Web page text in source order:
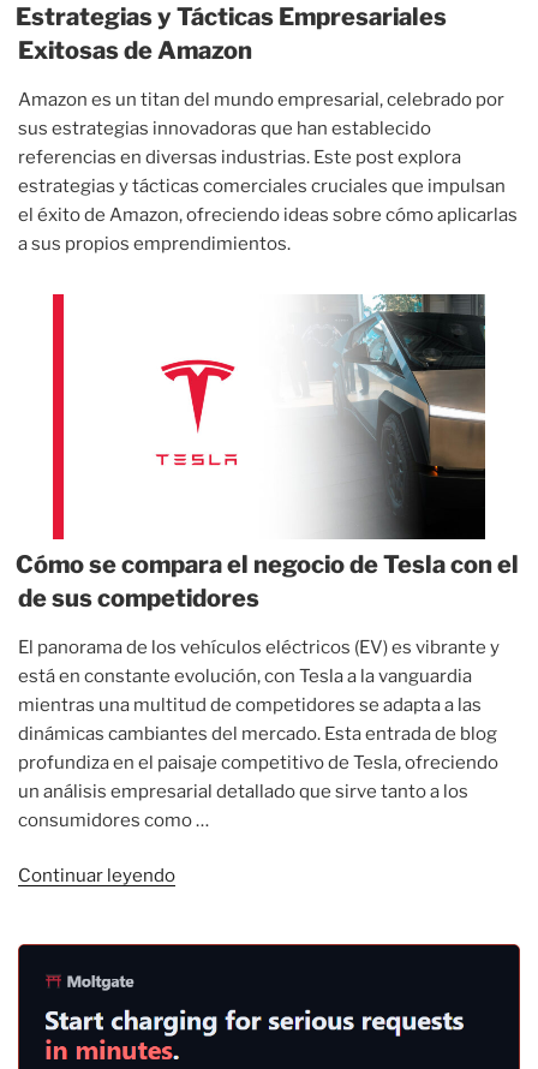
Estrategias y Tácticas Empresariales
Exitosas de Amazon
Amazon es un titan del mundo empresarial, celebrado por
sus estrategias innovadoras que han establecido
referencias en diversas industrias. Este post explora
estrategias y tácticas comerciales cruciales que impulsan
el éxito de Amazon, ofreciendo ideas sobre cómo aplicarlas
a sus propios emprendimientos.
Cómo se compara el negocio de Tesla con el
de sus competidores
El panorama de los vehículos eléctricos (EV) es vibrante y
está en constante evolución, con Tesla a la vanguardia
mientras una multitud de competidores se adapta a las
dinámicas cambiantes del mercado. Esta entrada de blog
profundiza en el paisaje competitivo de Tesla, ofreciendo
un análisis empresarial detallado que sirve tanto a los
consumidores como …
Continuar leyendo«Cómo
de